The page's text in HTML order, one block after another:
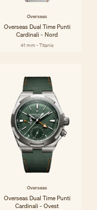
Overseas
Overseas Dual Time Punti
Cardinali - Nord
41 mm - Titanio
Overseas
Overseas Dual Time Punti
Cardinali - Ovest